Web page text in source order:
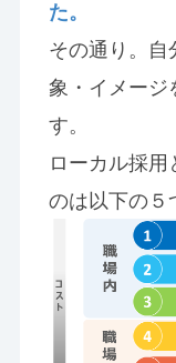
た。
その通り。自
象・イメージ
す。
ローカル採
のは以下の５